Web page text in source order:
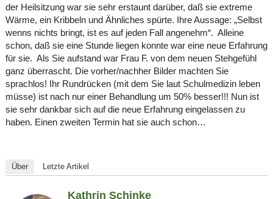
der Heilsitzung war sie sehr erstaunt darüber, daß sie extreme
Wärme, ein Kribbeln und Ähnliches spürte. Ihre Aussage: „Selbst
wenns nichts bringt, ist es auf jeden Fall angenehm“. Alleine
schon, daß sie eine Stunde liegen konnte war eine neue Erfahrung
für sie. Als Sie aufstand war Frau F. von dem neuen Stehgefühl
ganz überrascht. Die vorher/nachher Bilder machten Sie
sprachlos! Ihr Rundrücken (mit dem Sie laut Schulmedizin leben
müsse) ist nach nur einer Behandlung um 50% besser!!! Nun ist
sie sehr dankbar sich auf die neue Erfahrung eingelassen zu
haben. Einen zweiten Termin hat sie auch schon…
Über Letzte Artikel
Kathrin Schinke